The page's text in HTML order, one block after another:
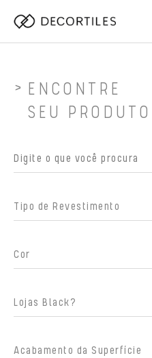
ENCONTRE
SEU PRODUTO
Tipo de Revestimento
Cor
Lojas Black?
Acabamento da Superfície